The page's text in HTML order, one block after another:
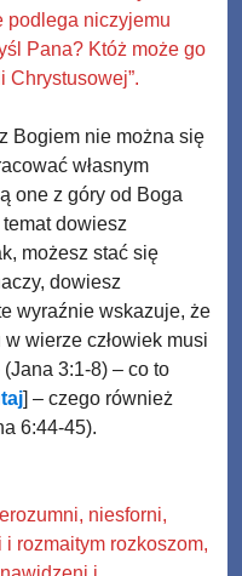
podlega niczyjemu
Pana? Któż może go
Chrystusowej”.
Bogiem nie można się
własnym
one z góry od Boga
dowiesz
możesz stać się
dowiesz
wyraźnie wskazuje, że
wierze człowiek musi
3:1-8) – co to
] – czego również
6:44-45).
niesforni,
i rozmaitym rozkoszom,